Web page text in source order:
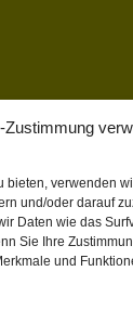
Zustimmung
bieten, verwenden
und/oder darauf
Daten wie das
Sie Ihre
und